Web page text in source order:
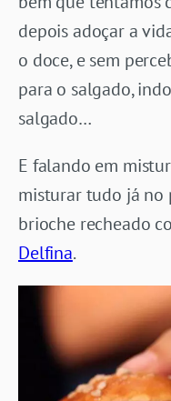
depois adoçar a
o doce, e sem
para o salgado,
salgado…
E falando em
misturar tudo já no
brioche recheado
Delfina.